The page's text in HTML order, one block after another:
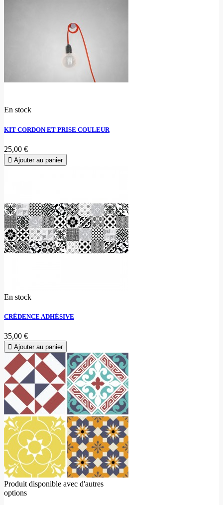
En stock
KIT CORDON ET PRISE COULEUR
25,00 €
Ajouter au panier
En stock
CRÉDENCE ADHÉSIVE
35,00 €
Ajouter au panier
Produit disponible avec d'autres
options